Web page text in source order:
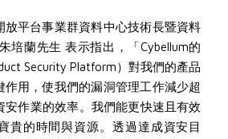
放平台事業群資料中心技術長暨資料
培蘭先生 表示指出，「Cybellum的
Security Platform）對我們的產品
作用，使我們的漏洞管理工作減少超
安作業的效率。我們能更快速且有效
貴的時間與資源。透過達成資安目